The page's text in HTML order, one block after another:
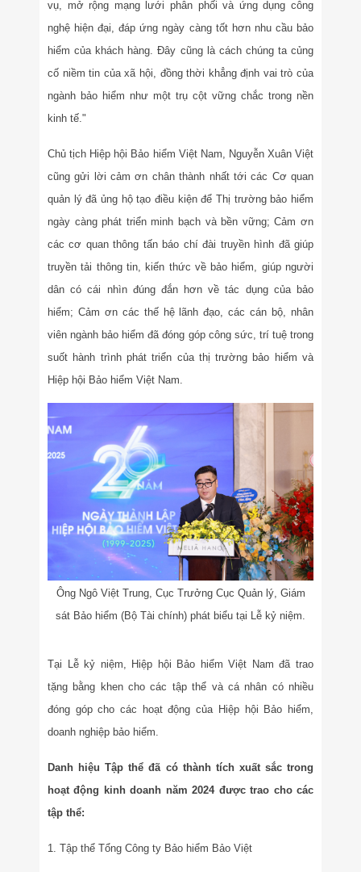
vụ, mở rộng mạng lưới phân phối và ứng dụng công
nghệ hiện đại, đáp ứng ngày càng tốt hơn nhu cầu bảo
hiểm của khách hàng. Đây cũng là cách chúng ta củng
cố niềm tin của xã hội, đồng thời khẳng định vai trò của
ngành bảo hiểm như một trụ cột vững chắc trong nền
kinh tế."
Chủ tịch Hiệp hội Bảo hiểm Việt Nam, Nguyễn Xuân Việt
cũng gửi lời cảm ơn chân thành nhất tới các Cơ quan
quản lý đã ủng hộ tạo điều kiện để Thị trường bảo hiểm
ngày càng phát triển minh bạch và bền vững; Cảm ơn
các cơ quan thông tấn báo chí đài truyền hình đã giúp
truyền tải thông tin, kiến thức về bảo hiểm, giúp người
dân có cái nhìn đúng đắn hơn về tác dụng của bảo
hiểm; Cảm ơn các thế hệ lãnh đạo, các cán bộ, nhân
viên ngành bảo hiểm đã đóng góp công sức, trí tuệ trong
suốt hành trình phát triển của thị trường bảo hiểm và
Hiệp hội Bảo hiểm Việt Nam.
Ông Ngô Việt Trung, Cục Trưởng Cục Quản lý, Giám
sát Bảo hiểm (Bộ Tài chính) phát biểu tại Lễ kỷ niệm.
Tại Lễ kỷ niệm, Hiệp hội Bảo hiểm Việt Nam đã trao
tặng bằng khen cho các tập thể và cá nhân có nhiều
đóng góp cho các hoạt động của Hiệp hội Bảo hiểm,
doanh nghiệp bảo hiểm.
Danh hiệu Tập thể đã có thành tích xuất sắc trong
hoạt động kinh doanh năm 2024 được trao cho các
tập thể:
1. Tập thể Tổng Công ty Bảo hiểm Bảo Việt